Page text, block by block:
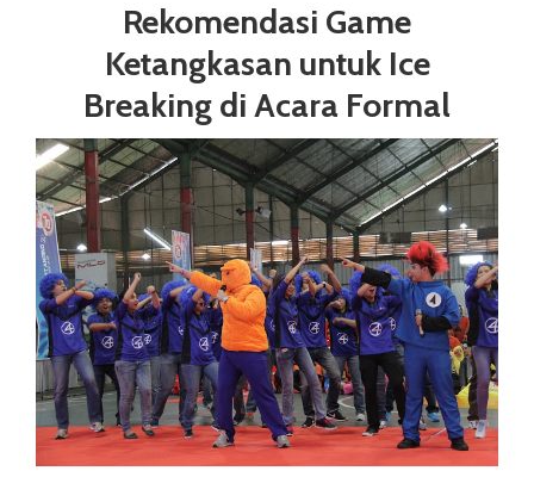
Rekomendasi Game
Ketangkasan untuk Ice
Breaking di Acara Formal